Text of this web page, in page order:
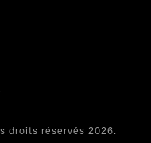
droits réservés 2026.